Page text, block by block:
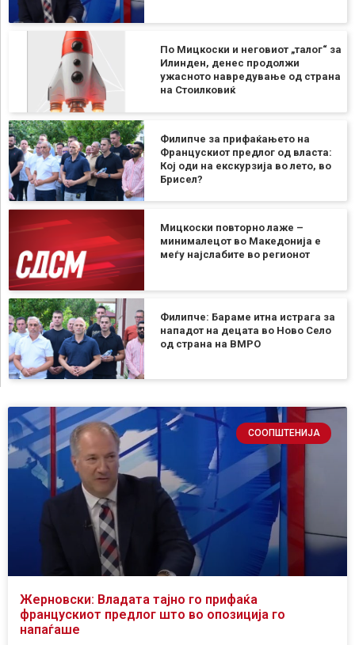
По Мицкоски и неговиот „талог“ за
Илинден, денес продолжи
ужасното навредување од страна
на Стоилковиќ
Филипче за прифаќањето на
Францускиот предлог од власта:
Кој оди на екскурзија во лето, во
Брисел?
Мицкоски повторно лаже –
минималецот во Македонија е
меѓу најслабите во регионот
Филипче: Бараме итна истрага за
нападот на децата во Ново Село
од страна на ВМРО
СООПШТЕНИЈА
Жерновски: Владата тајно го прифаќа
францускиот предлог што во опозиција го
напаѓаше